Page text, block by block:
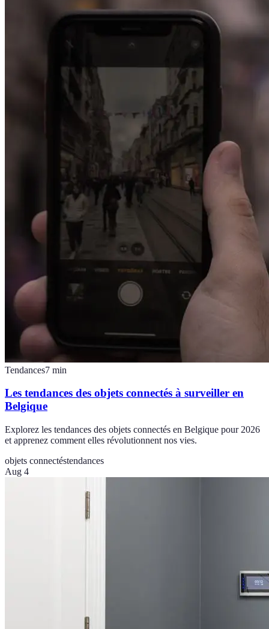
Tendances7 min
Les tendances des objets connectés à surveiller en
Belgique
Explorez les tendances des objets connectés en Belgique pour 2026
et apprenez comment elles révolutionnent nos vies.
objets connectéstendances
Aug 4